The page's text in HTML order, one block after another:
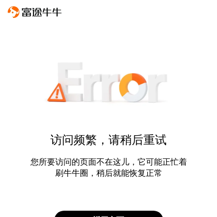
访问频繁，请稍后重试
您所要访问的页面不在这儿，它可能正忙着
刷牛牛圈，稍后就能恢复正常